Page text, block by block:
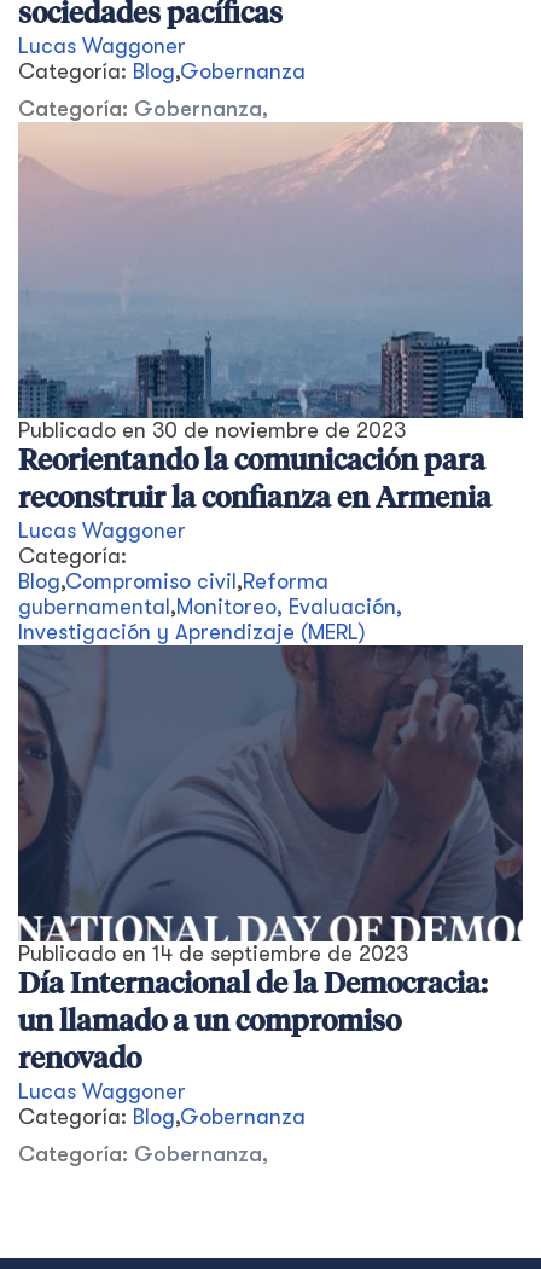
sociedades pacíficas
Lucas Waggoner
Categoría: Blog,Gobernanza
Categoría: Gobernanza,
Publicado en 30 de noviembre de 2023
Reorientando la comunicación para
reconstruir la confianza en Armenia
Lucas Waggoner
Categoría:
Blog,Compromiso civil ,Reforma
gubernamental ,Monitoreo, Evaluación,
Investigación y Aprendizaje (MERL)
Publicado en 14 de septiembre de 2023
Día Internacional de la Democracia:
un llamado a un compromiso
renovado
Lucas Waggoner
Categoría: Blog,Gobernanza
Categoría: Gobernanza,